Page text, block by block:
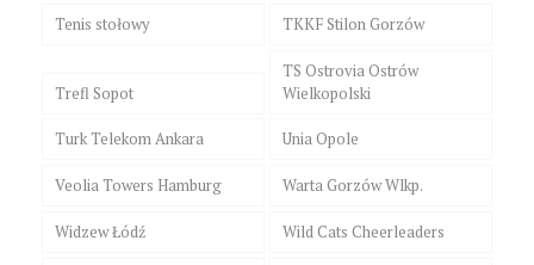
Tenis stołowy TKKF Stilon Gorzów
Trefl Sopot
TS Ostrovia Ostrów
Wielkopolski
Turk Telekom Ankara Unia Opole
Veolia Towers Hamburg Warta Gorzów Wlkp.
Widzew Łódź Wild Cats Cheerleaders